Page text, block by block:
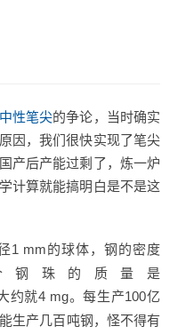
性笔尖的争论，当时确实
因，我们很快实现了笔尖
产后产能过剩了，炼一炉
计算就能搞明白是不是这
1 mm的球体，钢的密度
钢珠的质量是
约就4 mg。每生产100亿
生产几百吨钢，怪不得有